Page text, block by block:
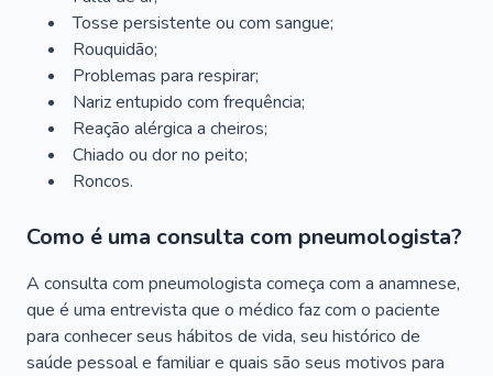
Tosse persistente ou com sangue;
Rouquidão;
Problemas para respirar;
Nariz entupido com frequência;
Reação alérgica a cheiros;
Chiado ou dor no peito;
Roncos.
Como é uma consulta com pneumologista?
A consulta com pneumologista começa com a anamnese,
que é uma entrevista que o médico faz com o paciente
para conhecer seus hábitos de vida, seu histórico de
saúde pessoal e familiar e quais são seus motivos para